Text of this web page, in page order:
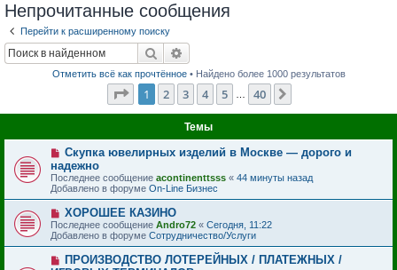
Непрочитанные сообщения
Перейти к расширенному поиску
Поиск
Отметить всё как прочтённое• Найдено более 1000 результатов
Страница из 40
1 2 3 4 5 40
Темы
Н
в
о
е
с
о
о
б
щ
е
н
Скупка ювелирных изделий в Москве — дорого и
надежно
Последнее сообщение acontinenttsss « 44 минуты назад
Добавлено в форуме On-Line Бизнес
Н
о
в
о
е
с
ХОРОШЕЕ КАЗИНО
Последнее сообщение Andro72 « Сегодня, 11:22
Добавлено в форуме Сотрудничество/Услуги
Н
о
ПРОИЗВОДСТВО ЛОТЕРЕЙНЫХ / ПЛАТЕЖНЫХ /